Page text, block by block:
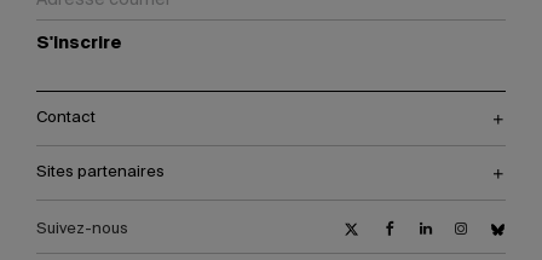
S'inscrire
Contact
Sites partenaires
Suivez-nous